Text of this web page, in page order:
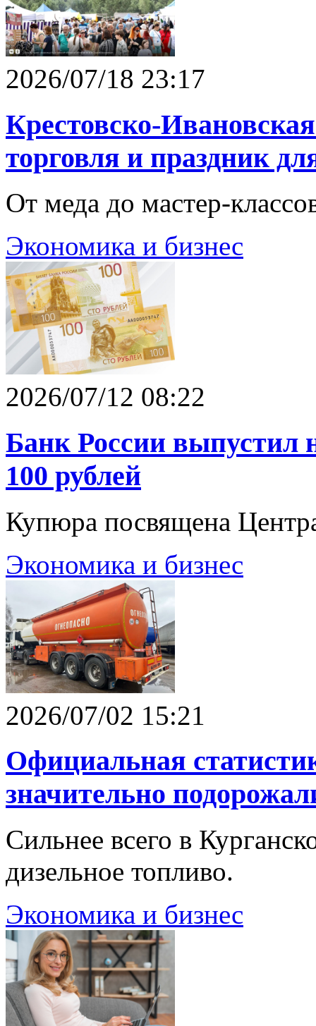
2026/07/18 23:17
Крестовско-
торговля и праздник
От меда до
Экономика и бизнес
2026/07/12 08:22
Банк России выпустил
100 рублей
Купюра посвящена
Экономика и бизнес
2026/07/02 15:21
Официальная
значительно
Сильнее всего в
дизельное топливо.
Экономика и бизнес